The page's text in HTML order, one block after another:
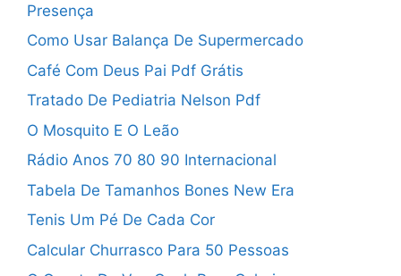
Presença
Como Usar Balança De Supermercado
Café Com Deus Pai Pdf Grátis
Tratado De Pediatria Nelson Pdf
O Mosquito E O Leão
Rádio Anos 70 80 90 Internacional
Tabela De Tamanhos Bones New Era
Tenis Um Pé De Cada Cor
Calcular Churrasco Para 50 Pessoas